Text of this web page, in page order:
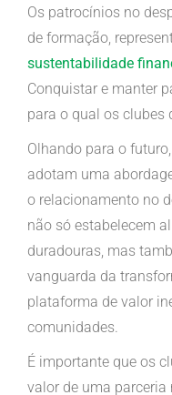
Os patrocínios no
de formação,
sustentabilidade
Conquistar e manter
para o qual os clubes
Olhando para o
adotam uma
o relacionamento no
não só estabelecem
duradouras, mas
vanguarda da
plataforma de valor
comunidades.
É importante que os
valor de uma parceria